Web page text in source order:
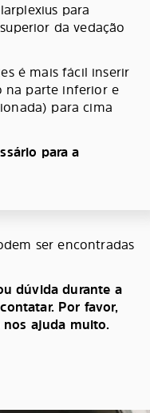
para
da vedação
é mais fácil inserir
na parte inferior e
para cima
para a
ser encontradas
dúvida durante a
Por favor,
ajuda muito.